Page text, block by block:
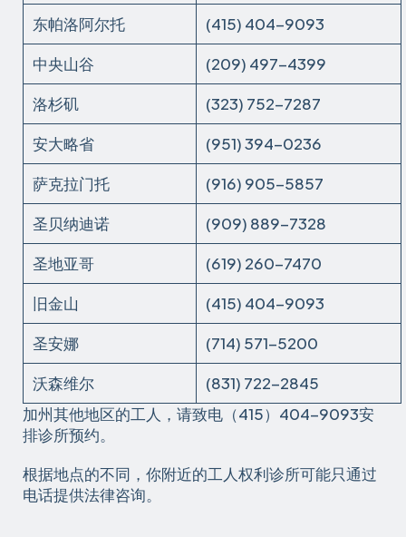
东帕洛阿尔托
(415) 404-9093
中央山谷
(209) 497-4399
洛杉矶
(323) 752-7287
安大略省
(951) 394-0236
萨克拉门托
(916) 905-5857
圣贝纳迪诺
(909) 889-7328
圣地亚哥
(619) 260-7470
旧金山
(415) 404-9093
圣安娜
(714) 571-5200
沃森维尔
(831) 722-2845
加州其他地区的工人，请致电（415）404-9093安
排诊所预约。
根据地点的不同，你附近的工人权利诊所可能只通过
电话提供法律咨询。